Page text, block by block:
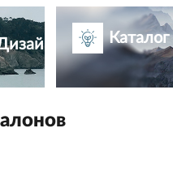
проект